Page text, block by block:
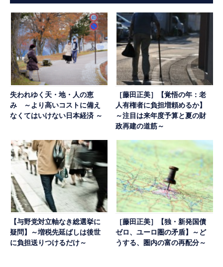
失われゆく天・地・人の恵
み ～より高いコストに備え
なくてはいけない日本経済 ～
［藤田正美］【覚悟の年：老
人有権者に負担増頼めるか】
～注目は来年度予算と夏の財
政再建の道筋～
【与野党対立軸なき総選挙に
疑問】～増税先延ばしは後世
に負担送りつけるだけ～
［藤田正美］【独・新発国債
ゼロ、ユーロ圏の矛盾】～ど
うする、圏内の富の再配分～